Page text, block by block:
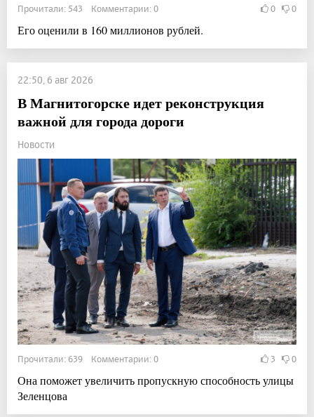
Прочитали: 543 Комментарии: 0 0 0
Его оценили в 160 миллионов рублей.
22:50, 6 авг 2026
В Магнитогорске идет реконструкция
важной для города дороги
Новости
Прочитали: 639 Комментарии: 0 3 0
Она поможет увеличить пропускную способность улицы
Зеленцова